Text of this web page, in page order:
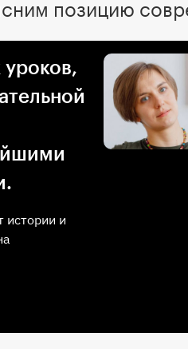
позицию
уроков,
истории и